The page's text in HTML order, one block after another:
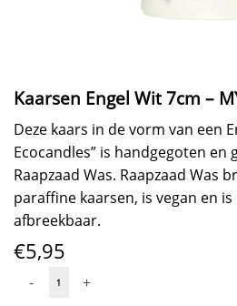
Kaarsen Engel Wit 7cm –
Deze kaars in de vorm van een
Ecocandles” is handgegoten en
Raapzaad Was. Raapzaad Was
paraffine kaarsen, is vegan en
afbreekbaar.
€5,95
-
Kaarsen
+